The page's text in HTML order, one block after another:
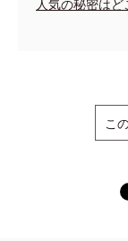
人気の秘密はど
こ